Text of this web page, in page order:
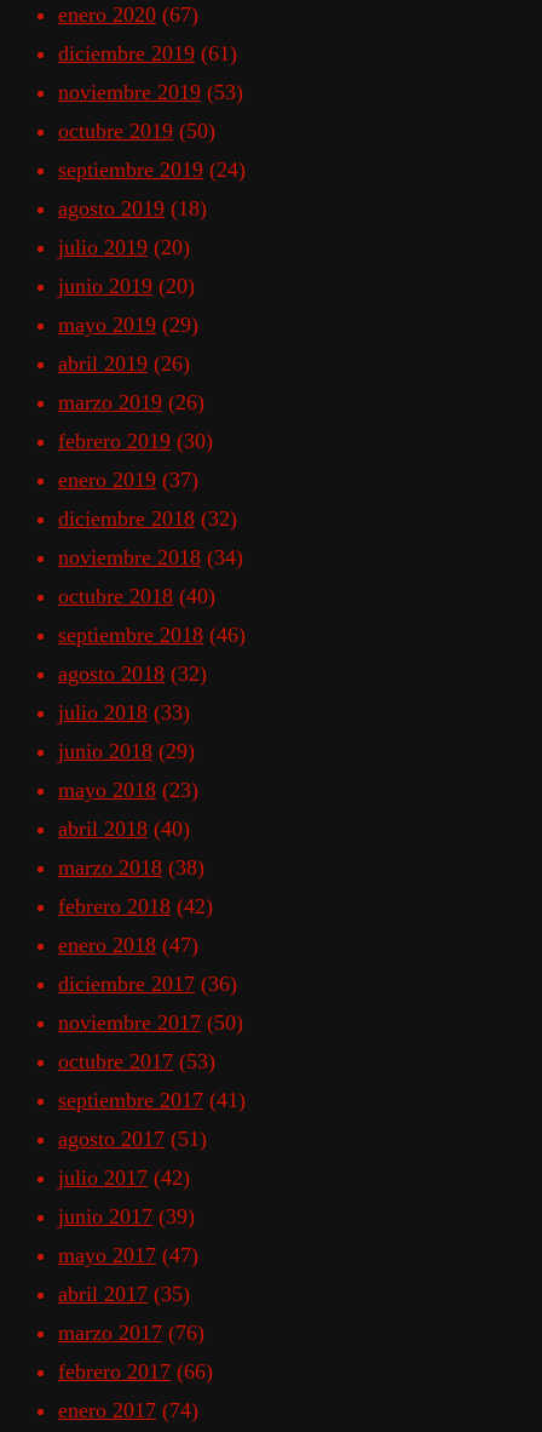
enero 2020 (67)
diciembre 2019 (61)
noviembre 2019 (53)
octubre 2019 (50)
septiembre 2019 (24)
agosto 2019 (18)
julio 2019 (20)
junio 2019 (20)
mayo 2019 (29)
abril 2019 (26)
marzo 2019 (26)
febrero 2019 (30)
enero 2019 (37)
diciembre 2018 (32)
noviembre 2018 (34)
octubre 2018 (40)
septiembre 2018 (46)
agosto 2018 (32)
julio 2018 (33)
junio 2018 (29)
mayo 2018 (23)
abril 2018 (40)
marzo 2018 (38)
febrero 2018 (42)
enero 2018 (47)
diciembre 2017 (36)
noviembre 2017 (50)
octubre 2017 (53)
septiembre 2017 (41)
agosto 2017 (51)
julio 2017 (42)
junio 2017 (39)
mayo 2017 (47)
abril 2017 (35)
marzo 2017 (76)
febrero 2017 (66)
enero 2017 (74)